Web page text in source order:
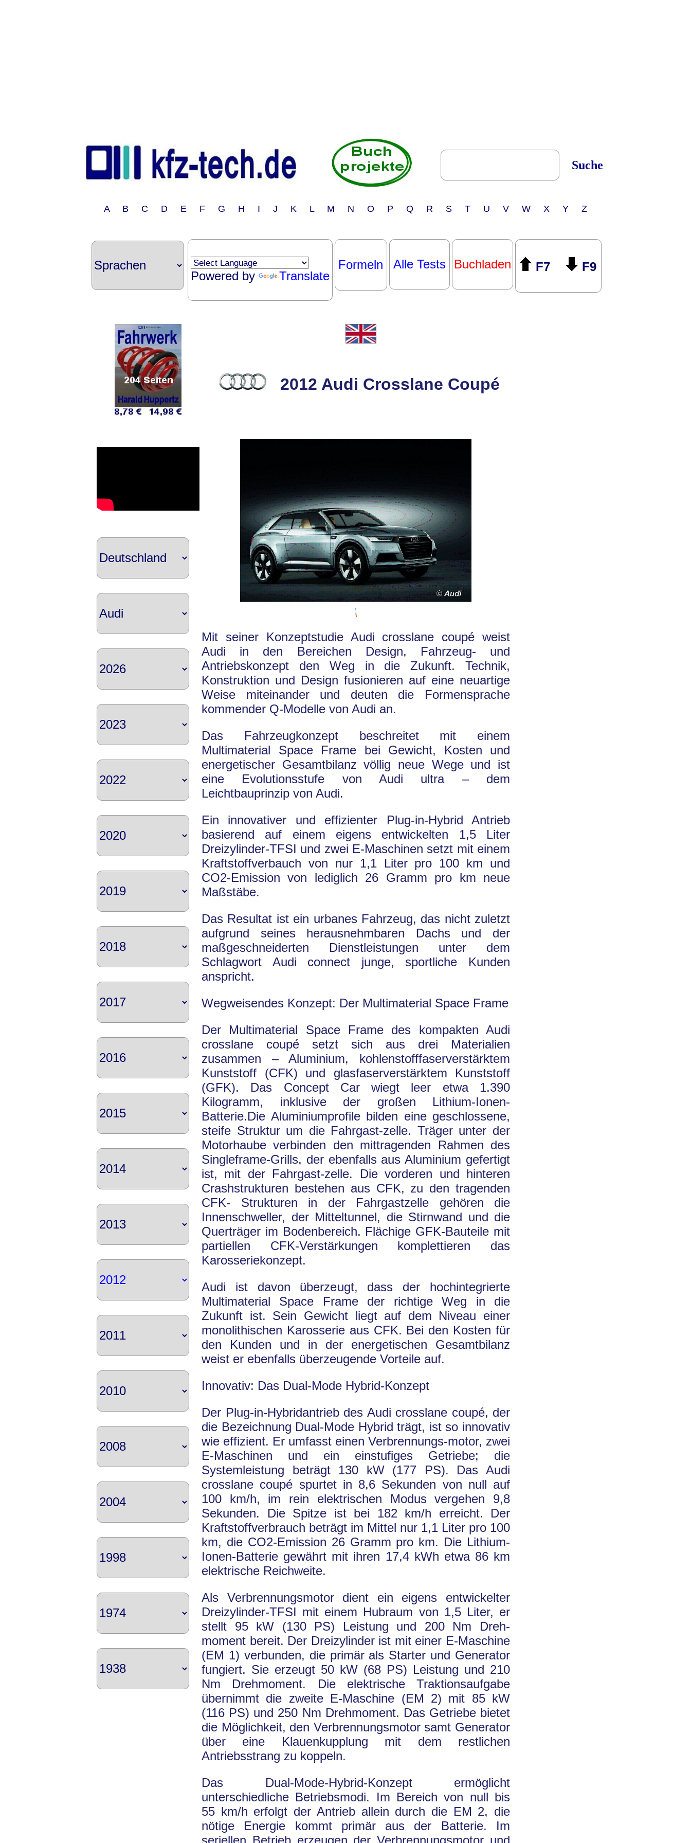
Suche
A B C D E F G H I J K L M N O P Q R S T U V W X Y Z
Powered by Translate
Formeln Alle Tests Buchladen F7 F9
2012 Audi Crosslane Coupé
Mit seiner Konzeptstudie Audi crosslane coupé weist
Audi in den Bereichen Design, Fahrzeug- und
Antriebskonzept den Weg in die Zukunft. Technik,
Konstruktion und Design fusionieren auf eine neuartige
Weise miteinander und deuten die Formensprache
kommender Q-Modelle von Audi an.
Das Fahrzeugkonzept beschreitet mit einem
Multimaterial Space Frame bei Gewicht, Kosten und
energetischer Gesamtbilanz völlig neue Wege und ist
eine Evolutionsstufe von Audi ultra – dem
Leichtbauprinzip von Audi.
Ein innovativer und effizienter Plug-in-Hybrid Antrieb
basierend auf einem eigens entwickelten 1,5 Liter
Dreizylinder-TFSI und zwei E-Maschinen setzt mit einem
Kraftstoffverbauch von nur 1,1 Liter pro 100 km und
CO2-Emission von lediglich 26 Gramm pro km neue
Maßstäbe.
Das Resultat ist ein urbanes Fahrzeug, das nicht zuletzt
aufgrund seines herausnehmbaren Dachs und der
maßgeschneiderten Dienstleistungen unter dem
Schlagwort Audi connect junge, sportliche Kunden
anspricht.
Wegweisendes Konzept: Der Multimaterial Space Frame
Der Multimaterial Space Frame des kompakten Audi
crosslane coupé setzt sich aus drei Materialien
zusammen – Aluminium, kohlenstofffaserverstärktem
Kunststoff (CFK) und glasfaserverstärktem Kunststoff
(GFK). Das Concept Car wiegt leer etwa 1.390
Kilogramm, inklusive der großen Lithium-Ionen-
Batterie.Die Aluminiumprofile bilden eine geschlossene,
steife Struktur um die Fahrgast-zelle. Träger unter der
Motorhaube verbinden den mittragenden Rahmen des
Singleframe-Grills, der ebenfalls aus Aluminium gefertigt
ist, mit der Fahrgast-zelle. Die vorderen und hinteren
Crashstrukturen bestehen aus CFK, zu den tragenden
CFK- Strukturen in der Fahrgastzelle gehören die
Innenschweller, der Mitteltunnel, die Stirnwand und die
Querträger im Bodenbereich. Flächige GFK-Bauteile mit
partiellen CFK-Verstärkungen komplettieren das
Karosseriekonzept.
Audi ist davon überzeugt, dass der hochintegrierte
Multimaterial Space Frame der richtige Weg in die
Zukunft ist. Sein Gewicht liegt auf dem Niveau einer
monolithischen Karosserie aus CFK. Bei den Kosten für
den Kunden und in der energetischen Gesamtbilanz
weist er ebenfalls überzeugende Vorteile auf.
Innovativ: Das Dual-Mode Hybrid-Konzept
Der Plug-in-Hybridantrieb des Audi crosslane coupé, der
die Bezeichnung Dual-Mode Hybrid trägt, ist so innovativ
wie effizient. Er umfasst einen Verbrennungs-motor, zwei
E-Maschinen und ein einstufiges Getriebe; die
Systemleistung beträgt 130 kW (177 PS). Das Audi
crosslane coupé spurtet in 8,6 Sekunden von null auf
100 km/h, im rein elektrischen Modus vergehen 9,8
Sekunden. Die Spitze ist bei 182 km/h erreicht. Der
Kraftstoffverbrauch beträgt im Mittel nur 1,1 Liter pro 100
km, die CO2-Emission 26 Gramm pro km. Die Lithium-
Ionen-Batterie gewährt mit ihren 17,4 kWh etwa 86 km
elektrische Reichweite.
Als Verbrennungsmotor dient ein eigens entwickelter
Dreizylinder-TFSI mit einem Hubraum von 1,5 Liter, er
stellt 95 kW (130 PS) Leistung und 200 Nm Dreh-
moment bereit. Der Dreizylinder ist mit einer E-Maschine
(EM 1) verbunden, die primär als Starter und Generator
fungiert. Sie erzeugt 50 kW (68 PS) Leistung und 210
Nm Drehmoment. Die elektrische Traktionsaufgabe
übernimmt die zweite E-Maschine (EM 2) mit 85 kW
(116 PS) und 250 Nm Drehmoment. Das Getriebe bietet
die Möglichkeit, den Verbrennungsmotor samt Generator
über eine Klauenkupplung mit dem restlichen
Antriebsstrang zu koppeln.
Das Dual-Mode-Hybrid-Konzept ermöglicht
unterschiedliche Betriebsmodi. Im Bereich von null bis
55 km/h erfolgt der Antrieb allein durch die EM 2, die
nötige Energie kommt primär aus der Batterie. Im
seriellen Betrieb erzeugen der Verbrennungsmotor und